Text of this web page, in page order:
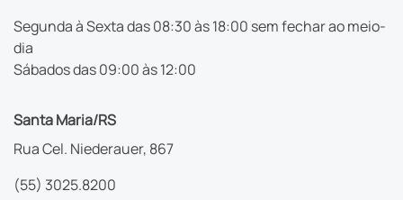
Segunda à Sexta das 08:30 às 18:00 sem fechar ao meio-
dia
Sábados das 09:00 às 12:00
Santa Maria/RS
Rua Cel. Niederauer, 867
(55) 3025.8200